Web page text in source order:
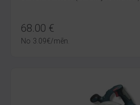
68.00 €
No 3.09€/mēn.